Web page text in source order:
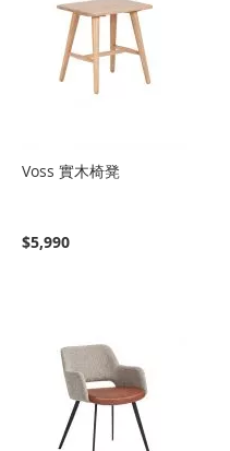
Voss 實木椅凳
$5,990